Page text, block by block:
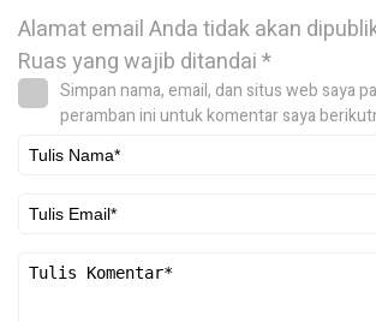
Alamat email Anda tidak akan
Ruas yang wajib ditandai*
Simpan nama, email, dan situs web saya
peramban ini untuk komentar saya